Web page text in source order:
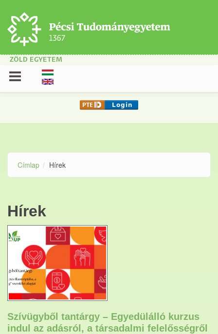
ZÖLD EGYETEM
Címlap Hírek
Hírek
Szívügyből tantárgy – Egyedülálló kurzus
indul az adásról, a társadalmi felelősségről